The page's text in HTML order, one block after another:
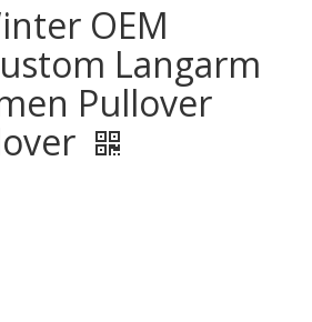
OEM
Langarm
Pullover